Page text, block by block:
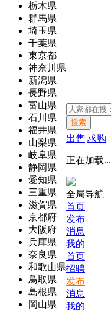
栃木県
群馬県
埼玉県
千葉県
東京都
神奈川県
新潟県
長野県
富山県
石川県
福井県
山梨県
岐阜県
静岡県
愛知県
三重県
滋賀県
京都府
大阪府
兵庫県
奈良県
和歌山県
鳥取県
島根県
岡山県
搜索
出售 求购
正在加载...
全局导航
首页
发布
消息
我的
首页
招聘
发布
消息
我的